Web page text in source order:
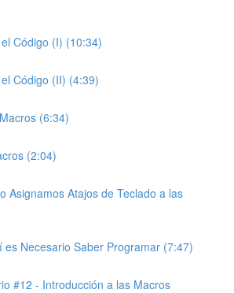
Código (I) (10:34)
Código (II) (4:39)
(6:34)
(2:04)
Asignamos Atajos de Teclado a las
es Necesario Saber Programar (7:47)
#12 - Introducción a las Macros